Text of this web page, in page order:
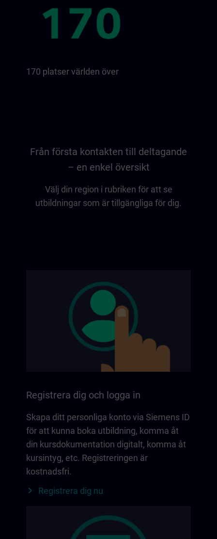
170 platser världen över
Från första kontakten till deltagande
– en enkel översikt
Välj din region i rubriken för att se
utbildningar som är tillgängliga för dig.
Registrera dig och logga in
Skapa ditt personliga konto via Siemens ID
för att kunna boka utbildning, komma åt
din kursdokumentation digitalt, komma åt
kursintyg, etc. Registreringen är
kostnadsfri.
Registrera dig nu